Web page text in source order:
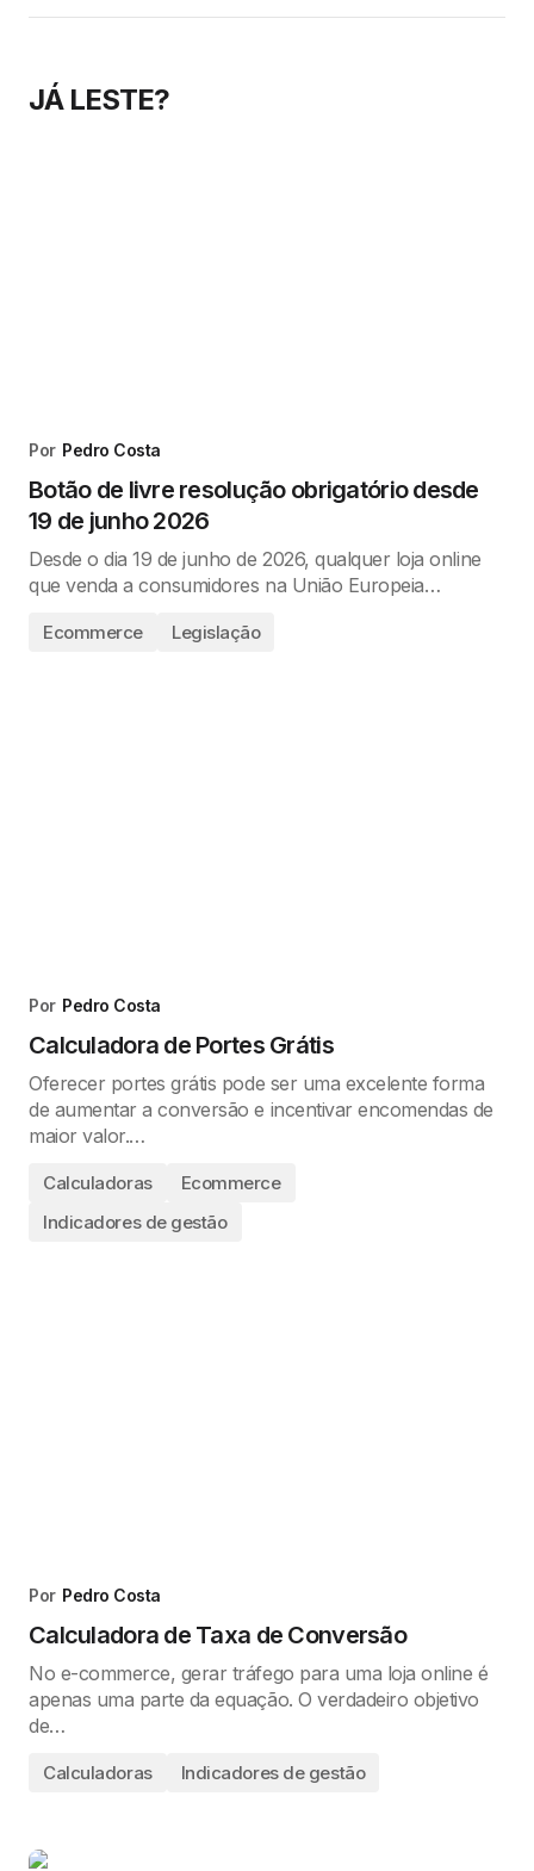
JÁ LESTE?
Por Pedro Costa
Botão de livre resolução obrigatório desde
19 de junho 2026
Desde o dia 19 de junho de 2026, qualquer loja online
que venda a consumidores na União Europeia…
Ecommerce Legislação
Por Pedro Costa
Calculadora de Portes Grátis
Oferecer portes grátis pode ser uma excelente forma
de aumentar a conversão e incentivar encomendas de
maior valor.…
Calculadoras
Ecommerce
Indicadores de gestão
Por Pedro Costa
Calculadora de Taxa de Conversão
No e-commerce, gerar tráfego para uma loja online é
apenas uma parte da equação. O verdadeiro objetivo
de…
Calculadoras Indicadores de gestão